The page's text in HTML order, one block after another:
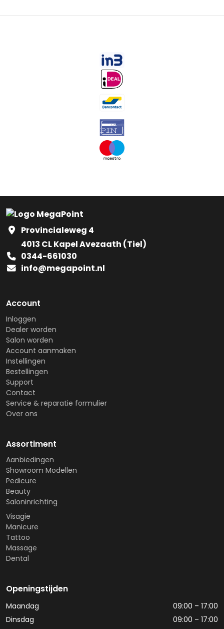
Provincialeweg 4
4013 CL Kapel Avezaath (Tiel)
0344-661030
info@megapoint.nl
Account
Inloggen
Dealer worden
Salon worden
Account aanmaken
Instellingen
Bestellingen
Support
Contact
Service & reparatie formulier
Over ons
Assortiment
Aanbiedingen
Showroom Modellen
Pedicure
Beauty
Saloninrichting
Visagie
Manicure
Tattoo
Massage
Dental
Openingstijden
Maandag
09:00 – 17:00
Dinsdag
09:00 – 17:00